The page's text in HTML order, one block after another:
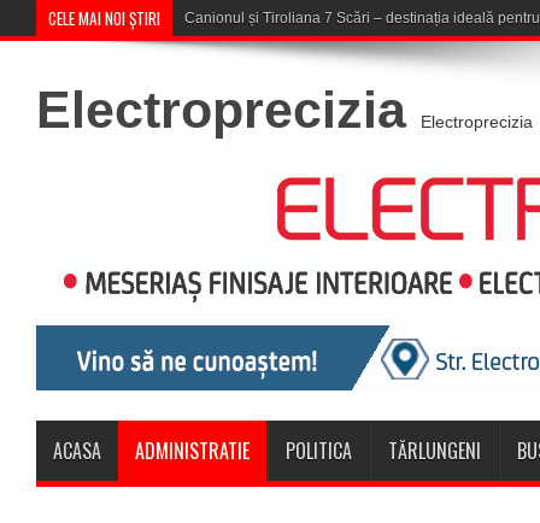
CELE MAI NOI ȘTIRI Concert în aer liber la Komeea Café
Electroprecizia Electroprecizia
ACASA ADMINISTRATIE POLITICA TĂRLUNGENI